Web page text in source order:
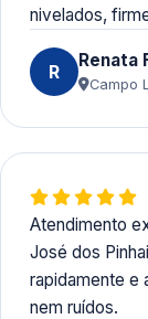
nivelados,
R Renata
Campo
Atendimento
José dos
rapidamente e
nem ruídos.